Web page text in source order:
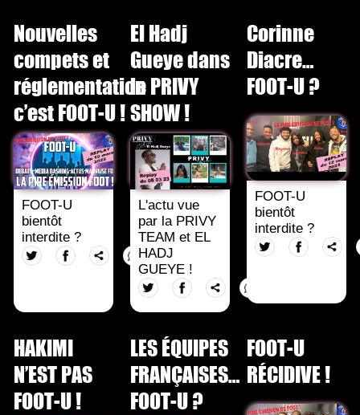
Nouvelles
compets et
réglementation
c’est FOOT-U !
FOOT-U
bientôt
interdite ?
El Hadj
Gueye dans
le PRIVY
SHOW !
L'actu vue
par la PRIVY
TEAM et EL
HADJ
GUEYE !
Corinne
Diacre…
FOOT-U ?
FOOT-U
bientôt
interdite ?
HAKIMI
N’EST PAS
FOOT-U !
LES ÉQUIPES
FRANÇAISES…
FOOT-U ?
FOOT-U
RÉCIDIVE !